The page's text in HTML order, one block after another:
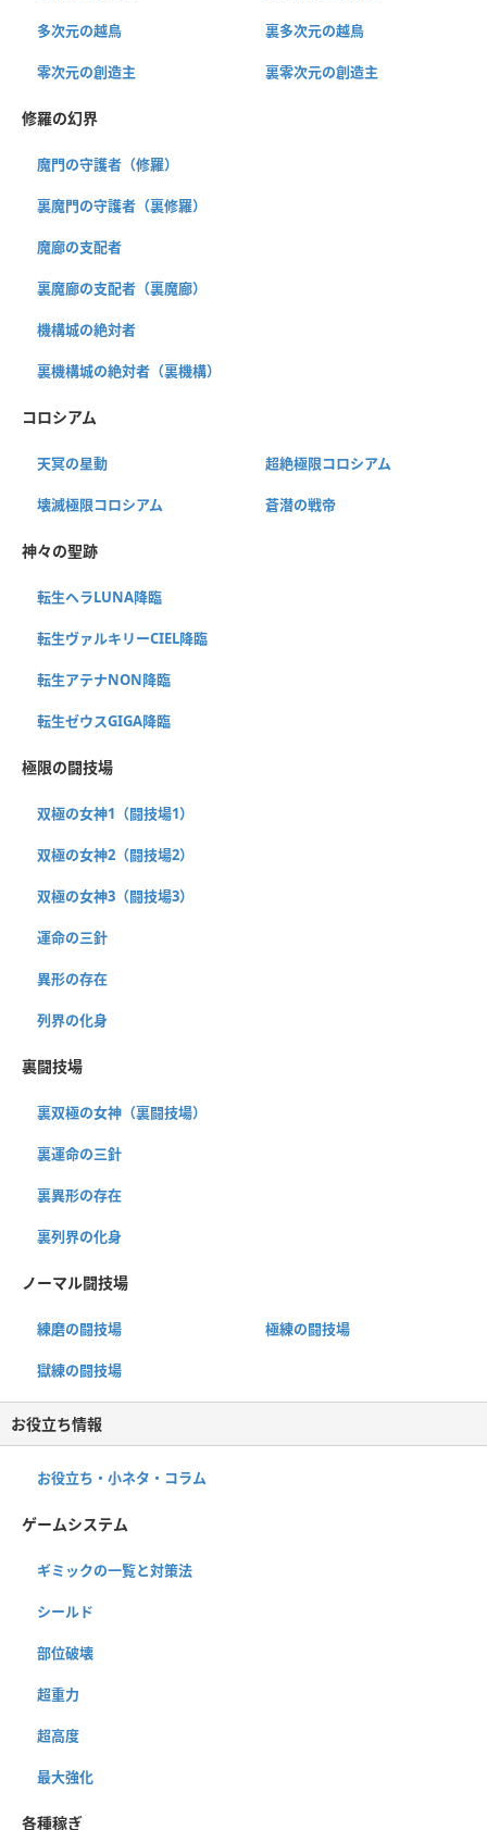
多次元の越鳥 裏多次元の越鳥
零次元の創造主 裏零次元の創造主
修羅の幻界
魔門の守護者（修羅）
裏魔門の守護者（裏修羅）
魔廊の支配者
裏魔廊の支配者（裏魔廊）
機構城の絶対者
裏機構城の絶対者（裏機構）
コロシアム
天冥の星動 超絶極限コロシアム
壊滅極限コロシアム 蒼潜の戦帝
神々の聖跡
転生ヘラLUNA降臨
転生ヴァルキリーCIEL降臨
転生アテナNON降臨
転生ゼウスGIGA降臨
極限の闘技場
双極の女神1（闘技場1）
双極の女神2（闘技場2）
双極の女神3（闘技場3）
運命の三針
異形の存在
列界の化身
裏闘技場
裏双極の女神（裏闘技場）
裏運命の三針
裏異形の存在
裏列界の化身
ノーマル闘技場
練磨の闘技場 極練の闘技場
獄練の闘技場
お役立ち情報
お役立ち・小ネタ・コラム
ゲームシステム
ギミックの一覧と対策法
シールド
部位破壊
超重力
超高度
最大強化
各種稼ぎ